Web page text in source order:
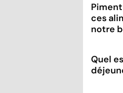
ces
notre
Quel